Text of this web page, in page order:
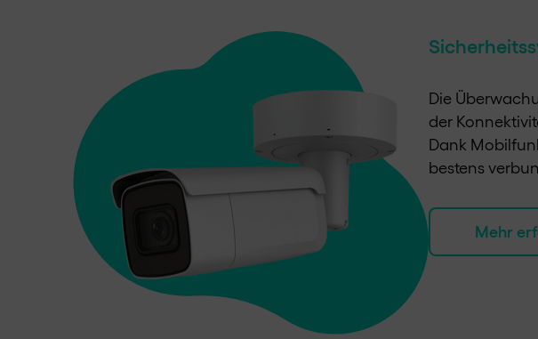
Die
der
Dank
bestens
Mehr